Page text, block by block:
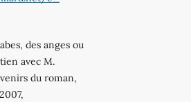
des anges ou
avec M.
du roman,